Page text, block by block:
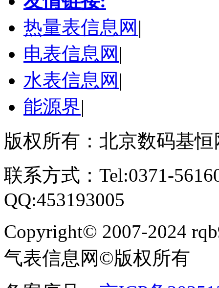
热量表信息网 |
电表信息网 |
水表信息网 |
能源界|
版权所有：北京数码基
联系方式：Tel:0371-
QQ:453193005
Copyright© 2007-2024
气表信息网©版权所有